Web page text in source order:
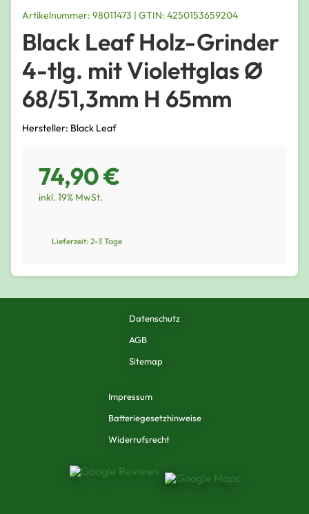
Artikelnummer: 98011473 | GTIN: 4250153659204
Black Leaf Holz-Grinder
4-tlg. mit Violettglas Ø
68/51,3mm H 65mm
Hersteller: Black Leaf
74,90 €
inkl. 19% MwSt.
Lieferzeit: 2-3 Tage
Datenschutz
AGB
Sitemap
Impressum
Batteriegesetzhinweise
Widerrufsrecht